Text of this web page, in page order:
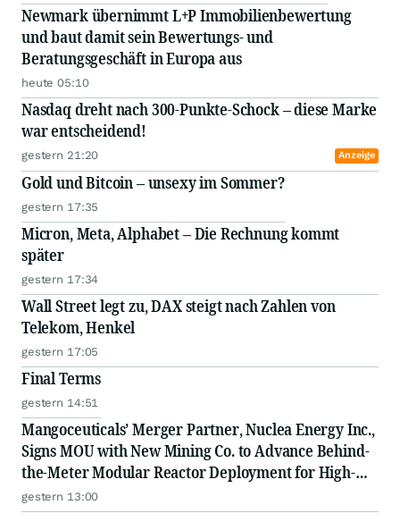
Newmark übernimmt L+P Immobilienbewertung
und baut damit sein Bewertungs- und
Beratungsgeschäft in Europa aus
heute 05:10
Nasdaq dreht nach 300-Punkte-Schock – diese Marke
war entscheidend!
gestern 21:20 Anzeige
Gold und Bitcoin – unsexy im Sommer?
gestern 17:35
Micron, Meta, Alphabet – Die Rechnung kommt
später
gestern 17:34
Wall Street legt zu, DAX steigt nach Zahlen von
Telekom, Henkel
gestern 17:05
Final Terms
gestern 14:51
Mangoceuticals’ Merger Partner, Nuclea Energy Inc.,
Signs MOU with New Mining Co. to Advance Behind-
the-Meter Modular Reactor Deployment for High-
Density Computing Infrastructure
gestern 13:00